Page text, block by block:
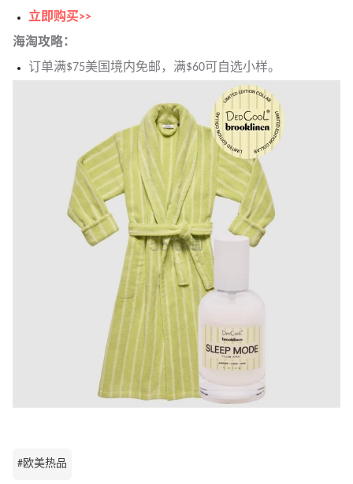
立即购买>>
海淘攻略：
订单满$75美国境内免邮，满$60可自选小样。
#欧美热品